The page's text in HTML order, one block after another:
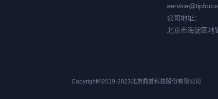
公司地址：
北京市海淀区地
Copyright©2019-2023北京鼎普科技股份有限公司